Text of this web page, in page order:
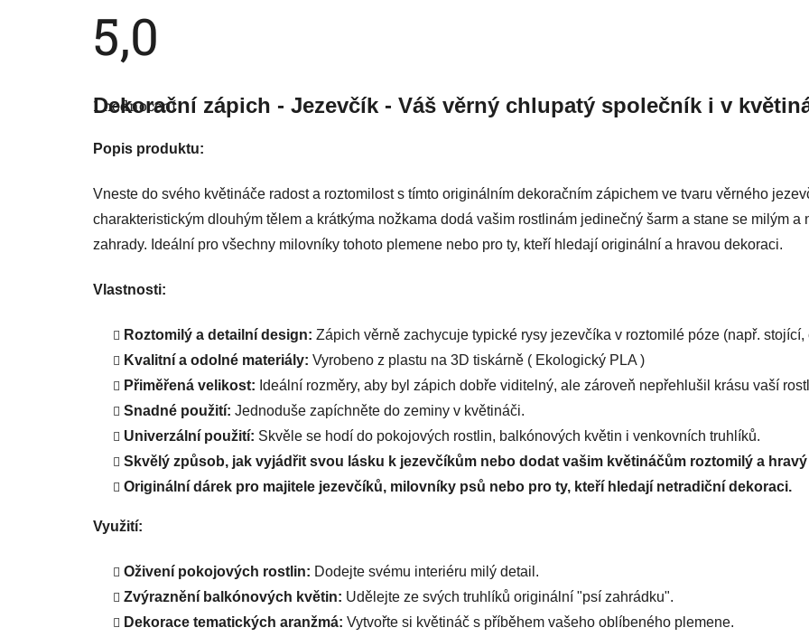
5,0
hodnocení
produktu
z
1 hodnocení
Dekorační zápich - Jezevčík - Váš věrný chlupatý společník i v
Popis produktu:
Vneste do svého květináče radost a roztomilost s tímto originálním dekoračním zápichem ve tvaru věrného
charakteristickým dlouhým tělem a krátkýma nožkama dodá vašim rostlinám jedinečný šarm a stane se milým
zahrady. Ideální pro všechny milovníky tohoto plemene nebo pro ty, kteří hledají originální a hravou dekoraci.
Vlastnosti:
Roztomilý a detailní design: Zápich věrně zachycuje typické rysy jezevčíka v roztomilé póze (např.
Kvalitní a odolné materiály: Vyrobeno z plastu na 3D tiskárně ( Ekologický PLA )
Přiměřená velikost: Ideální rozměry, aby byl zápich dobře viditelný, ale zároveň nepřehlušil krásu vaší
Snadné použití: Jednoduše zapíchněte do zeminy v květináči.
Univerzální použití: Skvěle se hodí do pokojových rostlin, balkónových květin i venkovních truhlíků.
Skvělý způsob, jak vyjádřit svou lásku k jezevčíkům nebo dodat vašim květináčům roztomilý a
Originální dárek pro majitele jezevčíků, milovníky psů nebo pro ty, kteří hledají netradiční dekoraci.
Využití:
Oživení pokojových rostlin: Dodejte svému interiéru milý detail.
Zvýraznění balkónových květin: Udělejte ze svých truhlíků originální "psí zahrádku".
Dekorace tematických aranžmá: Vytvořte si květináč s příběhem vašeho oblíbeného plemene.